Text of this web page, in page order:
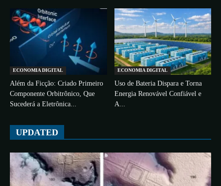
ECONOMIA DIGITAL
Além da Ficção: Criado Primeiro
Componente Orbitrônico, Que
Sucederá a Eletrônica...
ECONOMIA DIGITAL
Uso de Bateria Dispara e Torna
Energia Renovável Confiável e
A...
UPDATED